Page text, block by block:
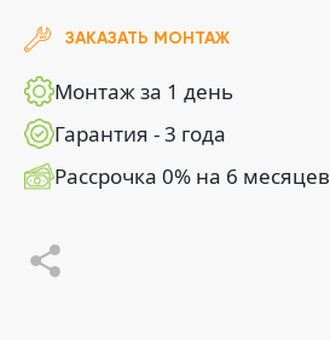
ЗАКАЗАТЬ МОНТАЖ
Монтаж за 1 день
Гарантия - 3 года
Рассрочка 0% на 6 месяцев